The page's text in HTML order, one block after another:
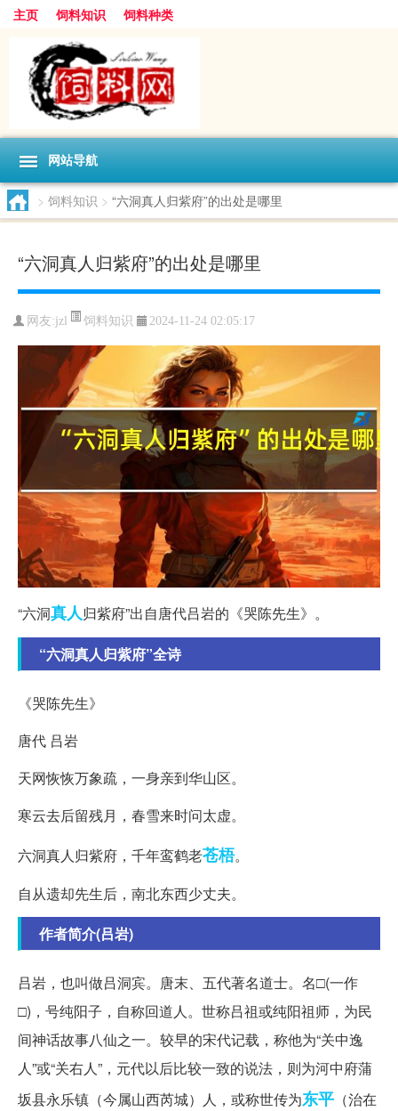
主页 饲料知识 饲料种类
网站导航
> 饲料知识 > “六洞真人归紫府”的出处是哪里
“六洞真人归紫府”的出处是哪里
网友:jzl 饲料知识 2024-11-24 02:05:17
“六洞真人归紫府”出自唐代吕岩的《哭陈先生》。
“六洞真人归紫府”全诗
《哭陈先生》
唐代 吕岩
天网恢恢万象疏，一身亲到华山区。
寒云去后留残月，春雪来时问太虚。
六洞真人归紫府，千年鸾鹤老苍梧。
自从遗却先生后，南北东西少丈夫。
作者简介(吕岩)
吕岩，也叫做吕洞宾。唐末、五代著名道士。名□(一作
□)，号纯阳子，自称回道人。世称吕祖或纯阳祖师，为民
间神话故事八仙之一。较早的宋代记载，称他为“关中逸
人”或“关右人”，元代以后比较一致的说法，则为河中府蒲
坂县永乐镇（今属山西芮城）人，或称世传为东平 （治在